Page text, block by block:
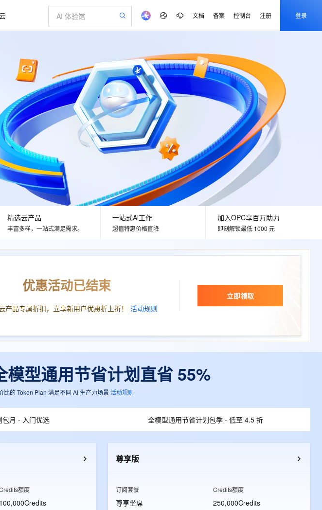
文档 备案 控制台 注册 登录
精选云产品
丰富多样，一站式满足需求。
一站式Al工作
超值特惠价格直降
加入OPC享百万助力
即刻解锁最低 1000 元
优惠活动已结束
产品专属折扣，立享新用户优惠折上折！ 活动规则
立即领取
型通用节省计划直省 55%
的 Token Plan 满足不同 AI 生产力场景 活动规则
月 - 入门优选 全模型通用节省计划包季 - 低至 4.5 折
额度
100,000Credits
尊享版
订阅套餐
尊享坐席
Credits额度
250,000Credits
千问官方 MaaS 平台，为开发者和 Agent 而生，新用户赠送 1 亿 + tokens 额度
大模型服务平台百炼
为企业打造的大模型服务与应用开发平台
编程与推理利器
旗舰 MoE 大模型，百万上下文与顶尖推理能力
能力而生
图片和视频生成
HappyHorse-1.1-T2V
图生视频，流畅自然，细节丰富
语音识别与合成
Qwen3-TTS-Flash
Cosyvoice-V3-Flash
用模版
解决方案
能体
Agent
AI Native 的算法工程平台，一站式完成建模、训练、推理服务部署
Qoder HOT
面向真实软件的智能体编程平台
万有无界
秒悟
云端极速 AI 应用创作平台
一站式AI生产力平台
大模型服务平台百炼 - 全妙
多模态内容创作工具，已接入 DeepSeek
型媲美235B模
用1%尺寸在特定领域达到大模型90%以上效果
多模态数据信息提取
从文本、图片、视频中提取结构化的属性信息
与 AI 智能体进行实时音视频通话
构建大模型应用的安全防护体系
靠的大模型服务
SSL证书）
可信的 Web 访问
编程平台
基于千问大模型等，支持代码智能生成、研发智能问答
MaxCompute
云服务器 ECS
安全可靠、弹性可伸缩的云计算服务
对象存储 OSS
无影云电脑
随时随地安全接入的云上超级电脑
国内短信简单易用，安全可靠，秒级触达，全球覆盖200+国家和地区。
云原生数据库 PolarDB
100%兼容MySQL、PostgreSQL，兼容Oracle，支持集中和分布式
容器服务 Kubernetes 版 ACK
产品动态
PolarDB Agentic Database
发布
秒悟 Meoo CLI 支持一键部
署项目至阿里云账号
Flink OSS 支持
AssumeRole 角色自定义
百炼 Qwen3.7-Flash 系列模
型发布
云安全中心 AI BAS 智能自动
DataWorks ChatBI 会话支持
Qwen Audio：打造专属 AI 语音助手 NEW
Qwen-Audio-3.0-Realtime 端到端实时语音角色扮演
Pro
V4-Pro
HOT
打造工程团队
专属 AI 工程团队
一句话生成原生可编辑精美 PPT 文稿
输入一句话想法, 轻松生成专业的 PPT
一键部署幻兽帕鲁游戏服务器 HOT
一键购买专属联机服务器，轻松开启游戏
高效搭建 AI 智能体与工作流应用
通过阿里云百炼高效搭建AI应用,助力高效开发
低代码高效构建企业门户网站
以可视化方式快速构建移动和 PC 门户网站
Agency Agents：拥有专属领域专家
HappyHorse 打造一站式影视创作平台
漫剧工坊：一站式动画创作平台
快速生产连贯的高质量长漫剧
10 分钟搭建微信、支付宝小程序
高效部署网站，快速应用到小程序
，加速 Al 应用落地
计划
加速一人公司成长
划
，限时加量 10 倍，夜间低至2折
分加倍 NEW
常办公高频场景
码
3.8-Max NEW
AI Coding
智能编程，一键开启高性价比 AI 编程新体验
AI 电商营销
从图文生成到视频创作，一键激活电商全链路生产力
AI 广告创作
图文、视频一站生成，高效打造优质广告素材
0 代码专业建站，无忧落地极速上线
AI 短剧/漫剧
AI助力短剧漫剧创作，剧本、分镜、视频高效生成
AI 办公
智能客服
AI 活动
AI 生产力先锋
先锋实践拓展 AI 生产力的边界
飞天发布时刻
从基础到进阶，Agent 创客手把手教你
创新加速
上云场景组合购
覆盖90%+业务场景，专享组合折扣价
云聚AI 严选权益
AI 用量加速计划
红利
一站式生成采购清单，支持单品或批量购买
阿里云 OPC 创新助力计划
至高可申请百万元
Token 补贴，五大权
益加速 OPC 成功
Windows
宝塔 Linux
CentOS
Docker
JAVA
操作系统
WordPress
Red Hat
SUSE
建站小程序
模板小程序
定制小程序
APP 开发
专业服务
域名
商标
上云迁移
代维服务
安全
AI 应用及服务市场
数据标注
阿里云MaaS产品伙伴计划（繁花）
弹性计算合作计划
云存储合作计划
数据库合作计划
云网络合作计划
Salesforce On Alibaba Cloud ISV 合作
计划
成为服务伙伴
服务伙伴合作计划
Al MaaS 服务伙伴赋能合作
伙伴信用分合作计划
合作伙伴培训与认证
查询合作伙伴
登录合作伙伴管理后台
大模型认证
全部认证
训练营
信息公告
健康状态
开发者社区
博文
问答
我要反馈
我要建议
我要投诉
2026 阿里云峰会
阿里云中企出海大会
云栖大会
活动全景
魔搭 ModelScope
魔搭 ModelScope
高校合作
加入我们
Careers
社会招聘